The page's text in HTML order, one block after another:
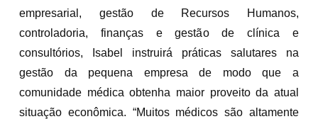
empresarial, gestão de Recursos Humanos,
controladoria, finanças e gestão de clínica e
consultórios, Isabel instruirá práticas salutares na
gestão da pequena empresa de modo que a
comunidade médica obtenha maior proveito da atual
situação econômica. “Muitos médicos são altamente